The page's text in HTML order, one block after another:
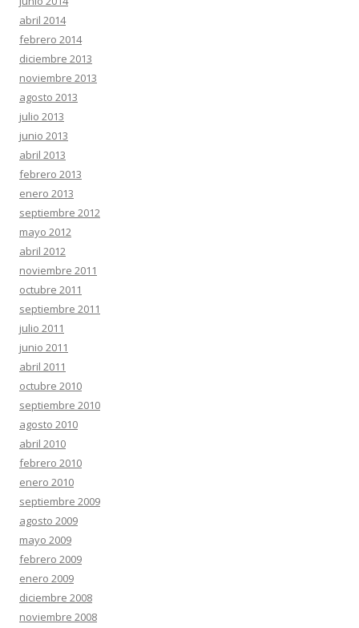
abril 2014
febrero 2014
diciembre 2013
noviembre 2013
agosto 2013
julio 2013
junio 2013
abril 2013
febrero 2013
enero 2013
septiembre 2012
mayo 2012
abril 2012
noviembre 2011
octubre 2011
septiembre 2011
julio 2011
junio 2011
abril 2011
octubre 2010
septiembre 2010
agosto 2010
abril 2010
febrero 2010
enero 2010
septiembre 2009
agosto 2009
mayo 2009
febrero 2009
enero 2009
diciembre 2008
noviembre 2008